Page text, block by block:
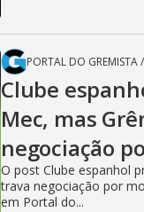
PORTAL DO GREMISTA/
Clube
Mec, mas
negociação
O post Clube espanhol
trava negociação por
em Portal do...